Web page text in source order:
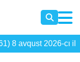
8 avqust 2026-cı il